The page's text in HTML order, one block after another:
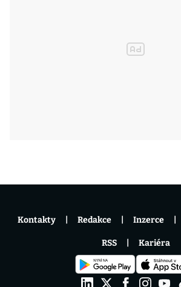
Kontakty Redakce Inzerce
RSS Kariéra